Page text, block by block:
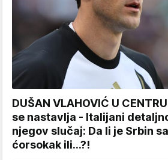
DUŠAN VLAHOVIĆ U
se nastavlja - Italijani
njegov slučaj: Da li je Srbin
ćorsokak ili...?!